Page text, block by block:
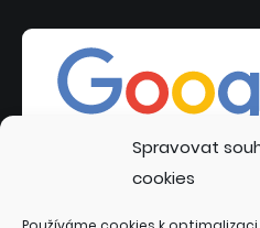
Spravovat
cookies